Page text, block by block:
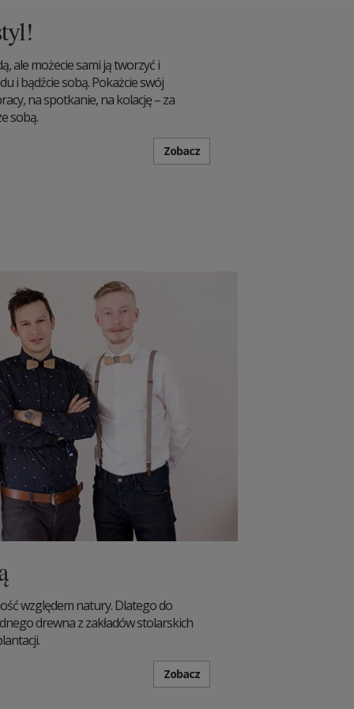
ale możecie sami ją tworzyć i
i bądźcie sobą. Pokażcie swój
na spotkanie, na kolację – za
sobą.
Zobacz
względem natury. Dlatego do
drewna z zakładów stolarskich
Zobacz